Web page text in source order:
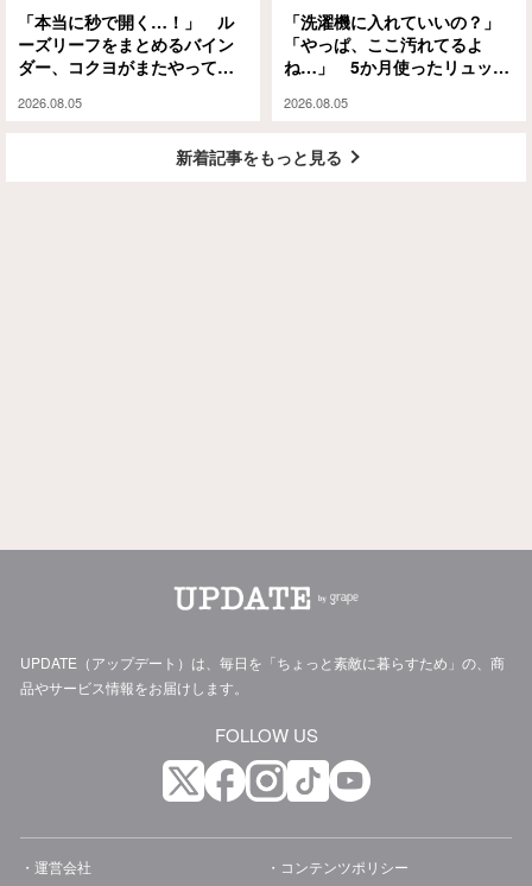
「本当に秒で開く…！」 ル
ーズリーフをまとめるバイン
ダー、コクヨがまたやってく
2026.08.05
「洗濯機に入れていいの？」
「やっぱ、ここ汚れてるよ
ね…」 5か月使ったリュック
2026.08.05
新着記事をもっと見る
UPDATE（アップデート）は、毎日を「ちょっと素敵に暮らすため」の、商
品やサービス情報をお届けします。
FOLLOW US
運営会社 コンテンツポリシー